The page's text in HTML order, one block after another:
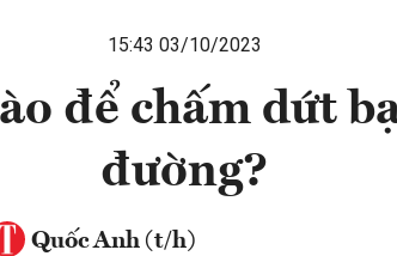
15:43 03/10/2023
để chấm dứt
đường?
Quốc Anh (t/h)